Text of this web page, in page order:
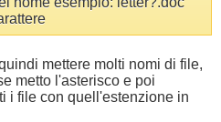
mettere molti nomi di file,
metto l'asterisco e poi
i file con quell'estenzione in